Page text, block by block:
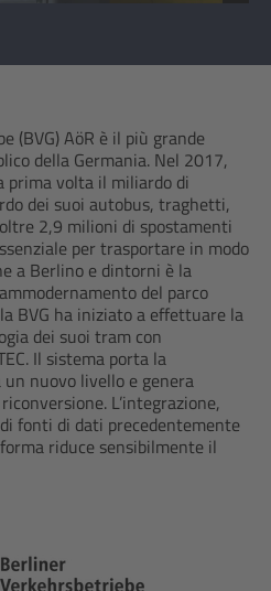
(BVG) AöR è il più grande
della Germania. Nel 2017,
prima volta il miliardo di
dei suoi autobus, traghetti,
2,9 milioni di spostamenti
per trasportare in modo
a Berlino e dintorni è la
del parco
BVG ha iniziato a effettuare la
dei suoi tram con
Il sistema porta la
nuovo livello e genera
L’integrazione,
fonti di dati precedentemente
riduce sensibilmente il